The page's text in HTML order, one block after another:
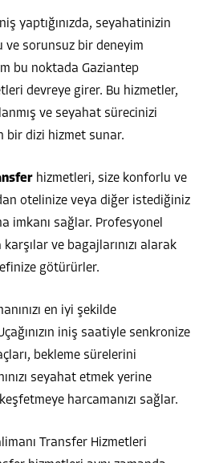
yaptığınızda, seyahatinizin
ve sorunsuz bir deneyim
bu noktada Gaziantep
devreye girer. Bu hizmetler,
ve seyahat sürecinizi
bir dizi hizmet sunar.
hizmetleri, size konforlu ve
otelinize veya diğer istediğiniz
imkanı sağlar. Profesyonel
ve bagajlarınızı alarak
götürürler.
en iyi şekilde
iniş saatiyle senkronize
bekleme sürelerini
seyahat etmek yerine
harcamanızı sağlar.